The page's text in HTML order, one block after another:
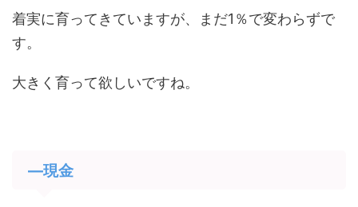
着実に育ってきていますが、まだ1％で変わらずで
す。
大きく育って欲しいですね。
―現金